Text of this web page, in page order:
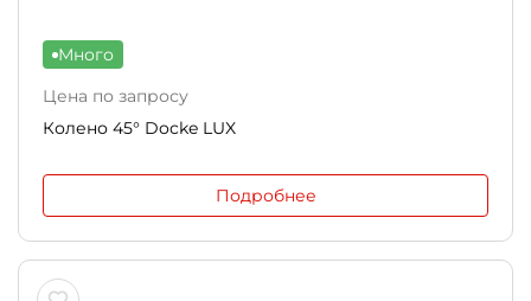
Много
Цена по запросу
Колено 45° Docke LUX
Подробнее